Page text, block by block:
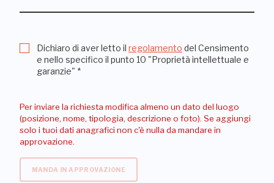
Dichiaro di aver letto il regolamento del Censimento
e nello specifico il punto 10 "Proprietà intellettuale e
garanzie" *
Per inviare la richiesta modifica almeno un dato del luogo
(posizione, nome, tipologia, descrizione o foto). Se aggiungi
solo i tuoi dati anagrafici non c'è nulla da mandare in
approvazione.
MANDA IN APPROVAZIONE